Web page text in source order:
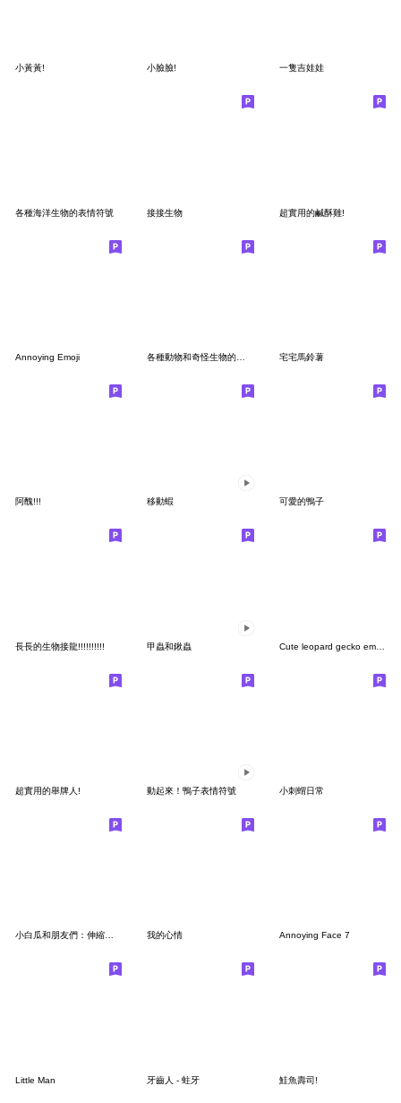
小黃黃! 小臉臉! 一隻吉娃娃
各種海洋生物的表情符號 接接生物 超實用的鹹酥雞!
Annoying Emoji 宅宅馬鈴薯
阿醜!!! 移動蝦 可愛的鴨子
長長的生物接龍!!!!!!!!!! 甲蟲和鍬蟲 Cute leopard gecko emoji set
超實用的舉牌人! 動起來！鴨子表情符號 小刺蝟日常
小白瓜和朋友們：伸縮自如 我的心情 Annoying Face 7
Little Man 牙齒人 - 蛀牙 鮭魚壽司!